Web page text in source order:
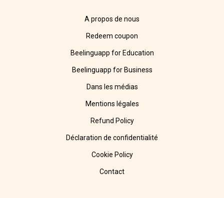
A propos de nous
Redeem coupon
Beelinguapp for Education
Beelinguapp for Business
Dans les médias
Mentions légales
Refund Policy
Déclaration de confidentialité
Cookie Policy
Contact